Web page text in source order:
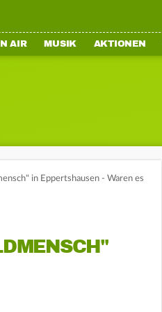
AIR MUSIK AKTIONEN
in Eppertshausen - Waren es